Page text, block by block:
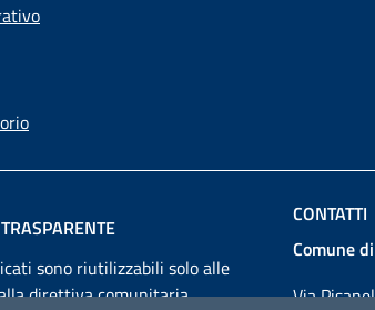
sono riutilizzabili solo alle
direttiva comunitaria
CONTATTI
Comune
Via